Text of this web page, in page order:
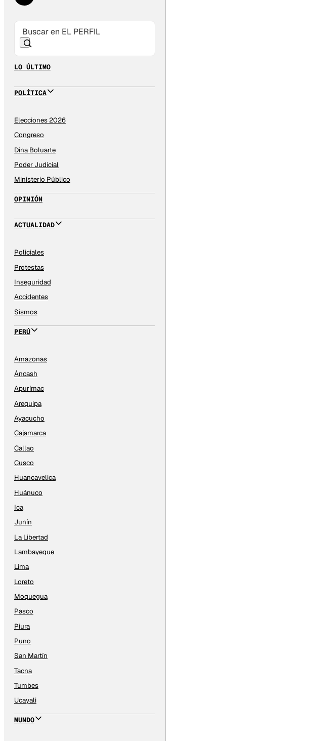
LO ÚLTIMO
POLÍTICA
Elecciones 2026
Congreso
Dina Boluarte
Poder Judicial
Ministerio Público
OPINIÓN
ACTUALIDAD
Policiales
Protestas
Inseguridad
Accidentes
Sismos
PERÚ
Amazonas
Áncash
Apurímac
Arequipa
Ayacucho
Cajamarca
Callao
Cusco
Huancavelica
Huánuco
Ica
Junín
La Libertad
Lambayeque
Lima
Loreto
Moquegua
Pasco
Piura
Puno
San Martín
Tacna
Tumbes
Ucayali
MUNDO